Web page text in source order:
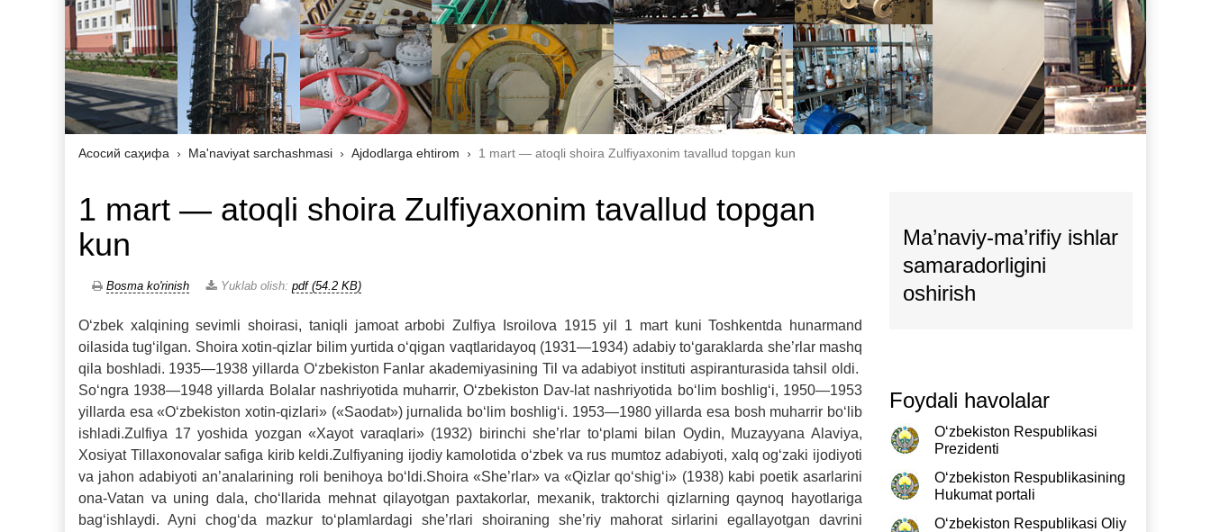
Асосий саҳифа Ma'naviyat sarchashmasi Ajdodlarga ehtirom 1 mart — atoqli shoira Zulfiyaxonim tavallud topgan kun
1 mart — atoqli shoira Zulfiyaxonim tavallud topgan
kun
Bosma ko'rinish Yuklab olish: pdf (54.2 KB)
O‘zbek xalqining sevimli shoirasi, taniqli jamoat arbobi Zulfiya Isroilova 1915 yil 1 mart kuni Toshkentda hunarmand
oilasida tug‘ilgan. Shoira xotin-qizlar bilim yurtida o‘qigan vaqtlaridayoq (1931—1934) adabiy to‘garaklarda she’rlar mashq
qila boshladi. 1935—1938 yillarda O‘zbekiston Fanlar akademiyasining Til va adabiyot instituti aspiranturasida tahsil oldi.
So‘ngra 1938—1948 yillarda Bolalar nashriyotida muharrir, O‘zbekiston Dav-lat nashriyotida bo‘lim boshlig‘i, 1950—1953
yillarda esa «O‘zbekiston xotin-qizlari» («Saodat») jurnalida bo‘lim boshlig‘i. 1953—1980 yillarda esa bosh muharrir bo‘lib
ishladi.Zulfiya 17 yoshida yozgan «Xayot varaqlari» (1932) birinchi she’rlar to‘plami bilan Oydin, Muzayyana Alaviya,
Xosiyat Tillaxonovalar safiga kirib keldi.Zulfiyaning ijodiy kamolotida o‘zbek va rus mumtoz adabiyoti, xalq og‘zaki ijodiyoti
va jahon adabiyoti an’analarining roli benihoya bo‘ldi.Shoira «She’rlar» va «Qizlar qo‘shig‘i» (1938) kabi poetik asarlarini
ona-Vatan va uning dala, cho‘llarida mehnat qilayotgan paxtakorlar, mexanik, traktorchi qizlarning qaynoq hayotlariga
bag‘ishlaydi. Ayni chog‘da mazkur to‘plamlardagi she’rlari shoiraning she’riy mahorat sirlarini egallayotgan davrini
Ma’naviy-ma’rifiy ishlar
samaradorligini
oshirish
Foydali havolalar
O‘zbekiston Respublikasi
Prezidenti
O‘zbekiston Respublikasining
Hukumat portali
O‘zbekiston Respublikasi Oliy